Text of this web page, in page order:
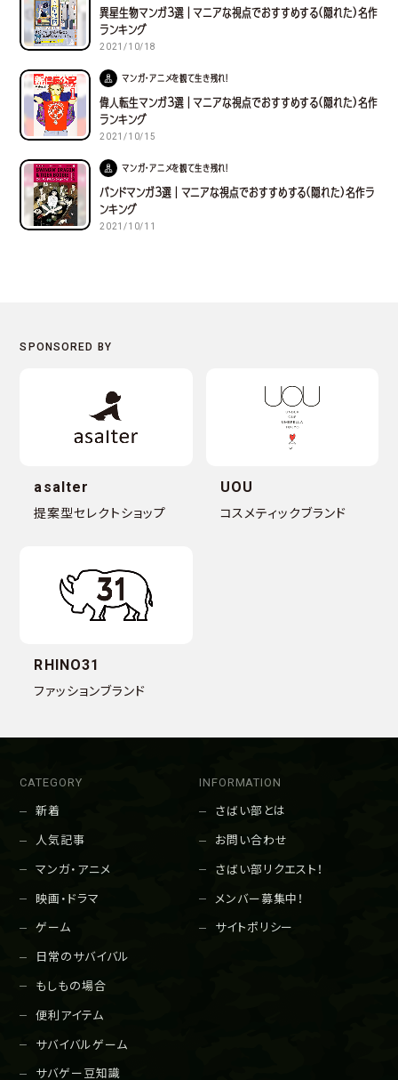
異星生物マンガ３選｜マニアな視点でおすすめする(隠れた)名作
ランキング
2021/10/18
マンガ・アニメを観て生き残れ！
偉人転生マンガ３選｜マニアな視点でおすすめする(隠れた)名作
ランキング
2021/10/15
マンガ・アニメを観て生き残れ！
バンドマンガ３選｜マニアな視点でおすすめする(隠れた)名作ラ
ンキング
2021/10/11
asalter
提案型セレクトショップ
UOU
コスメティックブランド
RHINO31
ファッションブランド
CATEGORY
新着
人気記事
マンガ・アニメ
映画・ドラマ
ゲーム
日常のサバイバル
もしもの場合
便利アイテム
サバイバルゲーム
サバゲー豆知識
INFORMATION
さばい部とは
お問い合わせ
さばい部リクエスト！
メンバー募集中！
サイトポリシー